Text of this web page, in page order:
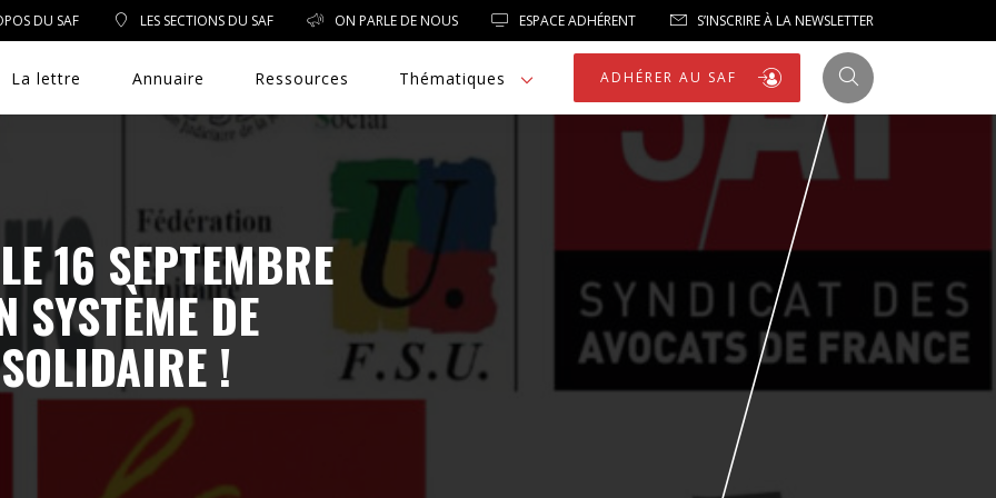
DU SAF LES SECTIONS DU SAF ON PARLE DE NOUS ESPACE ADHÉRENT S’INSCRIRE À LA NEWSLETTER
La lettre Annuaire Ressources Thématiques ADHÉRER AU SAF
DROIT PUBLIC
DROIT SOCIAL
ENVIRONNEMENT/SANTÉ
EVÈNEMENTS
EXERCICE PROFESSIONNEL
LIBERTÉS
LIBERTÉS PUBLIQUES
16 SEPTEMBRE
DE
!